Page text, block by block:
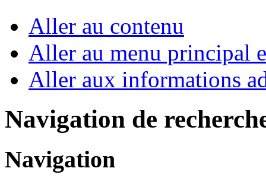
Aller au contenu
Aller au menu principal
Aller aux informations
Navigation de
Navigation